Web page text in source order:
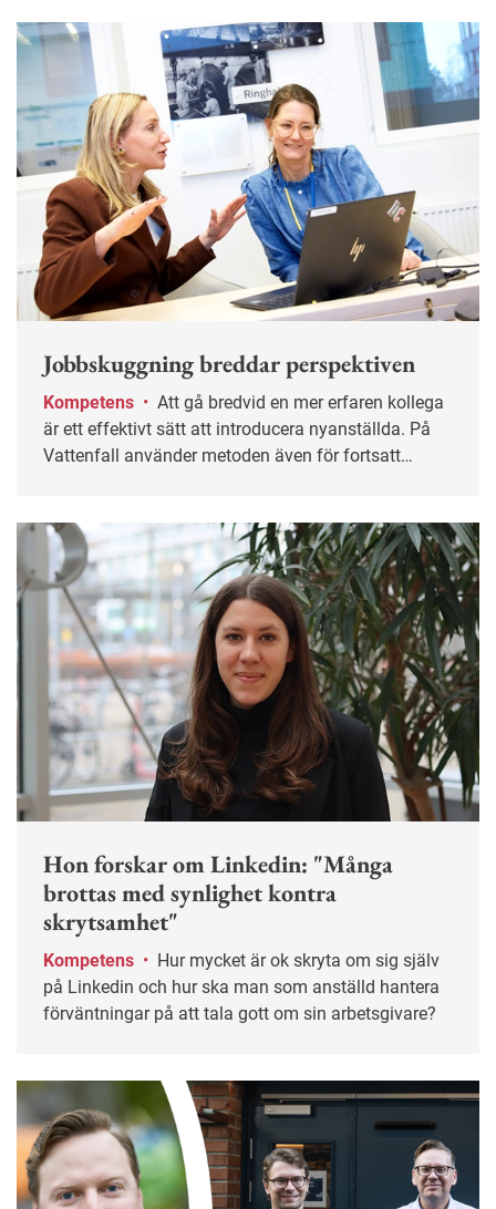
Jobbskuggning breddar perspektiven
Kompetens •
är ett effektivt sätt att introducera nyanställda. På
Vattenfall använder metoden även för fortsatt
Hon forskar om Linkedin: "Många
brottas med synlighet kontra
skrytsamhet"
Kompetens •
på Linkedin och hur ska man som anställd hantera
förväntningar på att tala gott om sin arbetsgivare?